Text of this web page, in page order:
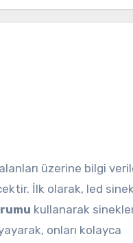
üzerine bilgi
İlk olarak, led
kullanarak
onları kolayca